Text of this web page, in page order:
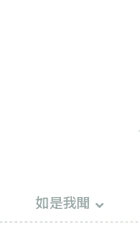
如是我聞